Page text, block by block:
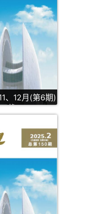
、12月(第6期)
载